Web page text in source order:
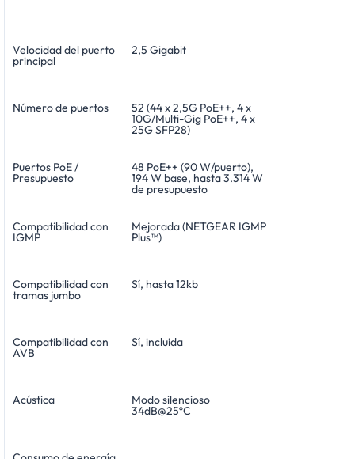
Velocidad del puerto
principal
2,5 Gigabit
Número de puertos 52 (44 x 2,5G PoE++, 4 x
10G/Multi-Gig PoE++, 4 x
25G SFP28)
Puertos PoE /
Presupuesto
48 PoE++ (90 W/puerto),
194 W base, hasta 3.314 W
de presupuesto
Compatibilidad con
IGMP
Mejorada (NETGEAR IGMP
Plus™)
Compatibilidad con
tramas jumbo
Sí, hasta 12kb
Compatibilidad con
AVB
Sí, incluida
Acústica Modo silencioso
34dB@25ºC